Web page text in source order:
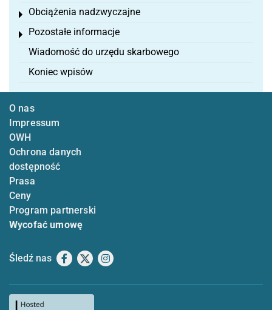
Obciążenia nadzwyczajne
Toggle menu
Pozostałe informacje
Toggle menu
Wiadomość do urzędu skarbowego
Koniec wpisów
O nas
Impressum
OWH
Ochrona danych
dostępność
Prasa
Ceny
Program partnerski
Wycofać umowę
Śledź nas Facebook
X Instagram